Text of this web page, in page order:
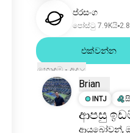
ප්රසංග
පෝස්ටු 7.9Kයි
එක්වන්න
හොඳම - අද
Brian
INTJ
ආපසු
ආයුබෝවන්,